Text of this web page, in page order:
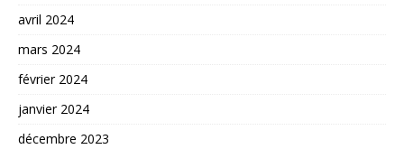
avril 2024
mars 2024
février 2024
janvier 2024
décembre 2023